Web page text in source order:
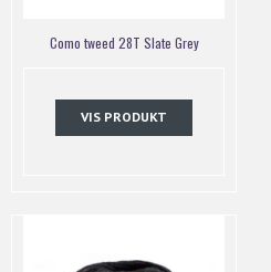
Como tweed 28T Slate Grey
VIS PRODUKT